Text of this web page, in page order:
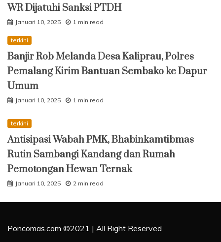
WR Dijatuhi Sanksi PTDH
Januari 10, 2025 1 min read
terkini
Banjir Rob Melanda Desa Kaliprau, Polres
Pemalang Kirim Bantuan Sembako ke Dapur
Umum
Januari 10, 2025 1 min read
terkini
Antisipasi Wabah PMK, Bhabinkamtibmas
Rutin Sambangi Kandang dan Rumah
Pemotongan Hewan Ternak
Januari 10, 2025 2 min read
Poncomas.com ©2021 | All Right Reserved